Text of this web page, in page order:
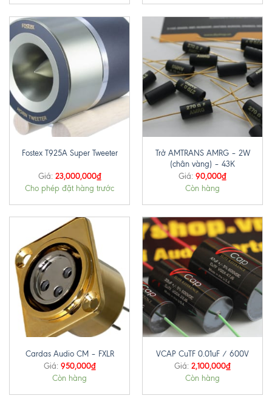
Fostex T925A Super Tweeter
Giá: 23,000,000₫
Cho phép đặt hàng trước
Trở AMTRANS AMRG – 2W
(chân vàng) – 43K
Giá: 90,000₫
Còn hàng
Cardas Audio CM – FXLR
Giá: 950,000₫
Còn hàng
VCAP CuTF 0.01uF / 600V
Giá: 2,100,000₫
Còn hàng